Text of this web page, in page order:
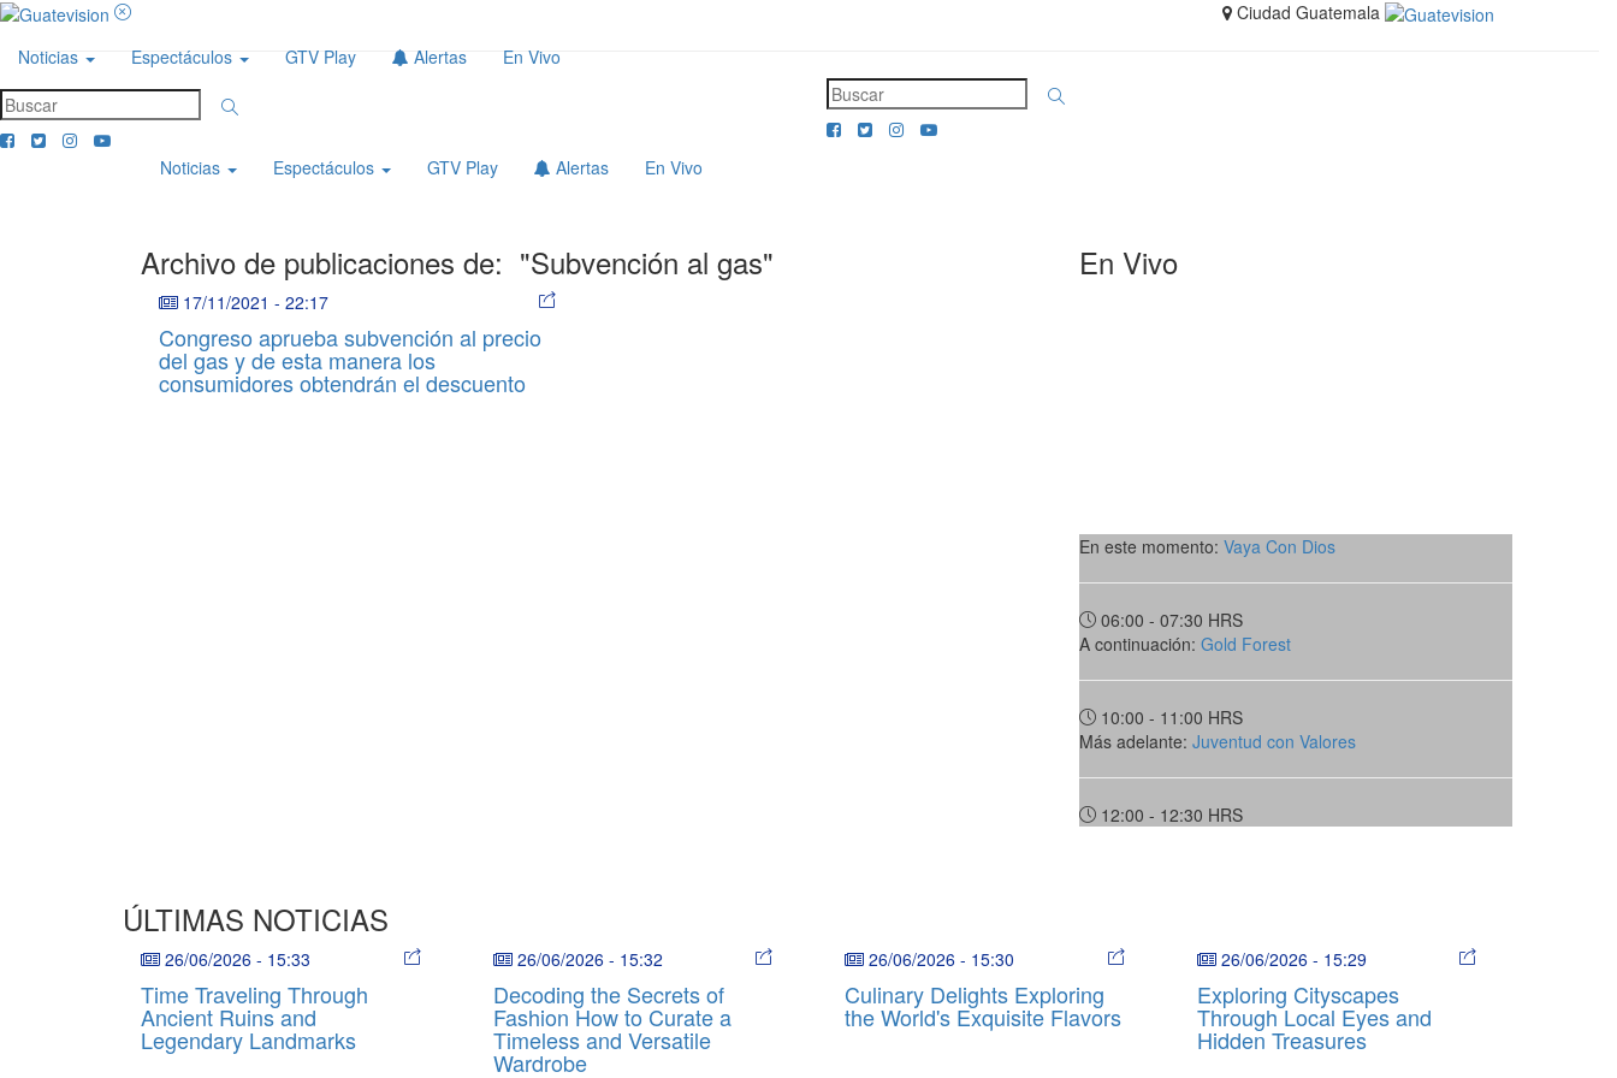
Noticias Espectáculos GTV Play Alertas En Vivo
Ciudad Guatemala
Noticias Espectáculos GTV Play Alertas En Vivo
Archivo de publicaciones de: "Subvención al gas"
17/11/2021 - 22:17
Congreso aprueba subvención al precio
del gas y de esta manera los
consumidores obtendrán el descuento
En Vivo
En este momento: Vaya Con Dios
06:00 - 07:30 HRS
A continuación: Gold Forest
10:00 - 11:00 HRS
Más adelante: Juventud con Valores
12:00 - 12:30 HRS
ÚLTIMAS NOTICIAS
26/06/2026 - 15:33
Time Traveling Through
Ancient Ruins and
Legendary Landmarks
26/06/2026 - 15:32
Decoding the Secrets of
Fashion How to Curate a
Timeless and Versatile
Wardrobe
26/06/2026 - 15:30
Culinary Delights Exploring
the World's Exquisite Flavors
26/06/2026 - 15:29
Exploring Cityscapes
Through Local Eyes and
Hidden Treasures